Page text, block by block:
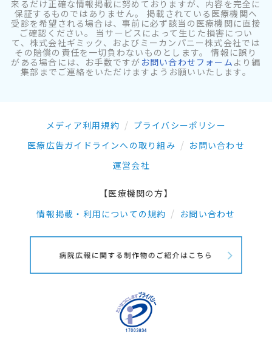
来るだけ正確な情報掲載に努めておりますが、内容を完全に
保証するものではありません。 掲載されている医療機関へ
受診を希望される場合は、事前に必ず該当の医療機関に直接
ご確認ください。 当サービスによって生じた損害につい
て、株式会社ギミック、およびミーカンパニー株式会社では
その賠償の責任を一切負わないものとします。 情報に誤り
がある場合には、お手数ですが お問い合わせフォーム より編
集部までご連絡をいただけますようお願いいたします。
メディア利用規約
プライバシーポリシー
医療広告ガイドラインへの取り組み
お問い合わせ
運営会社
【医療機関の方】
情報掲載・利用についての規約
お問い合わせ